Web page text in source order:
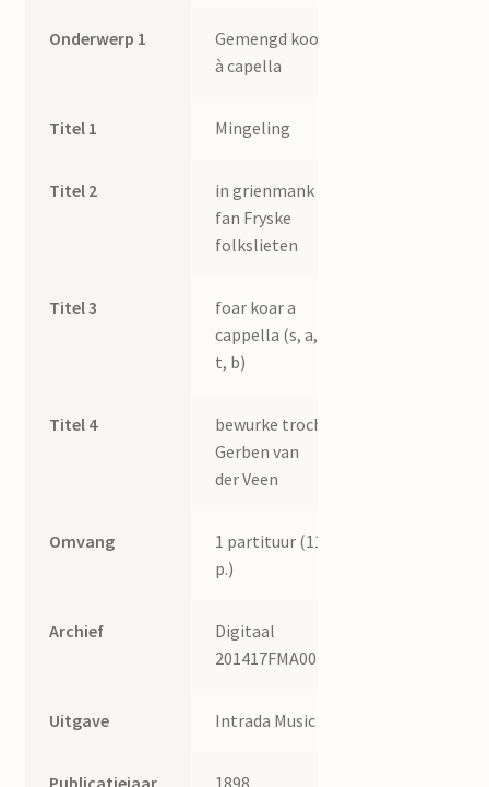
Onderwerp 1
Gemengd koor
à capella
Titel 1 Mingeling
Titel 2
in grienmank
fan Fryske
folkslieten
Titel 3
foar koar a
cappella (s, a,
t, b)
Titel 4
bewurke troch
Gerben van
der Veen
Omvang
1 partituur (11
p.)
Archief
Digitaal
201417FMA004
Uitgave Intrada Music